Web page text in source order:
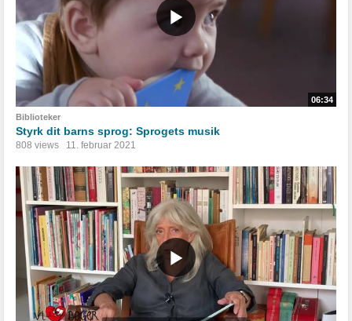
06:34
Biblioteker
Styrk dit barns sprog: Sprogets musik
808 views 11. februar 2021